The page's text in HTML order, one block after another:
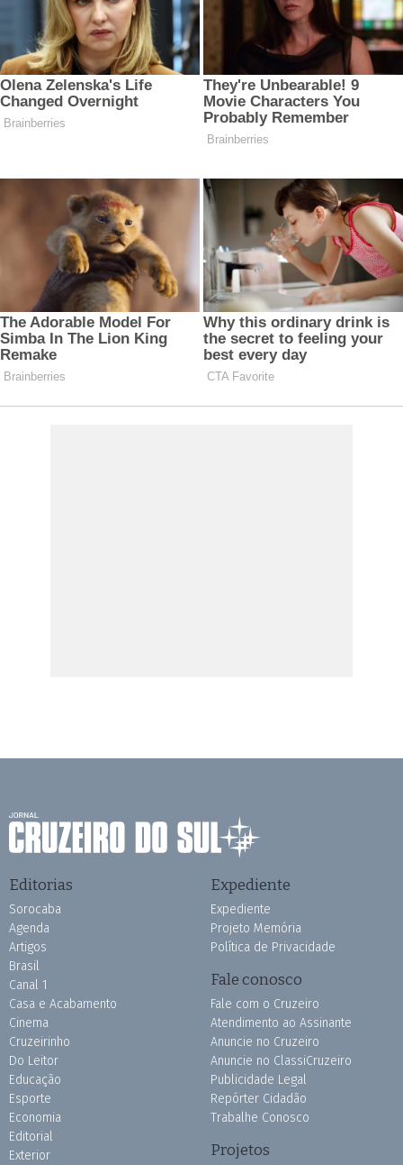
Editorias
Sorocaba
Agenda
Artigos
Brasil
Canal 1
Casa e Acabamento
Cinema
Cruzeirinho
Do Leitor
Educação
Esporte
Economia
Editorial
Exterior
Expediente
Expediente
Projeto Memória
Política de Privacidade
Fale conosco
Fale com o Cruzeiro
Atendimento ao Assinante
Anuncie no Cruzeiro
Anuncie no ClassiCruzeiro
Publicidade Legal
Repórter Cidadão
Trabalhe Conosco
Projetos